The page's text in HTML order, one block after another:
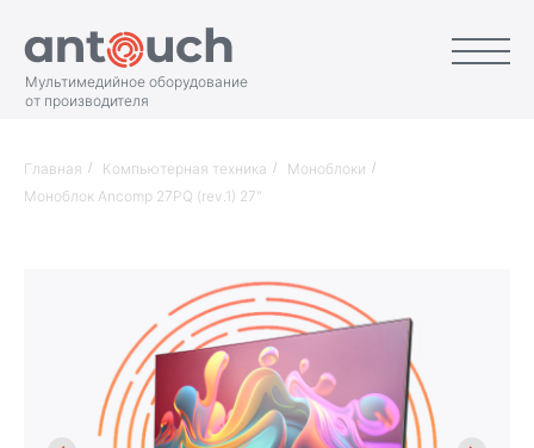
Мультимедийное оборудование
от производителя
Главная / Компьютерная техника / Моноблоки /
Моноблок Ancomp 27PQ (rev.1) 27"